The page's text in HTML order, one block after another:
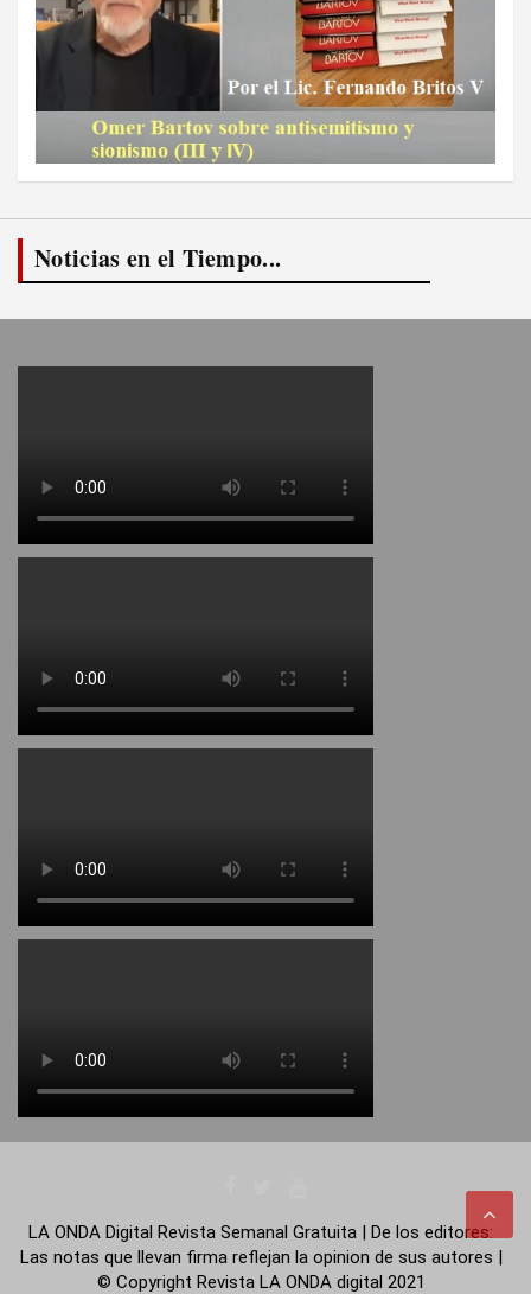
Noticias en el Tiempo...
LA ONDA Digital Revista Semanal Gratuita | De los editores:
Las notas que llevan firma reflejan la opinion de sus autores |
© Copyright Revista LA ONDA digital 2021